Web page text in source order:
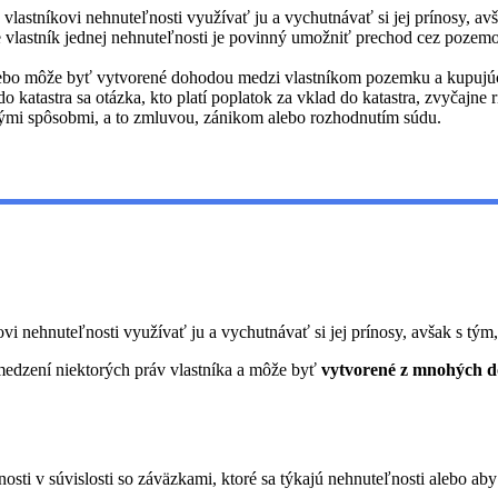
vlastníkovi nehnuteľnosti využívať ju a vychutnávať si jej prínosy,
vlastník jednej nehnuteľnosti je povinný umožniť prechod cez
môže byť vytvorené dohodou medzi vlastníkom pozemku a
katastra sa otázka, kto platí poplatok za vklad do katastra, zvyčajne
spôsobmi, a to zmluvou, zánikom alebo rozhodnutím súdu.
nehnuteľnosti využívať ju a vychutnávať si jej prínosy, avšak s
niektorých práv vlastníka a môže byť vytvorené z mnohých
v súvislosti so záväzkami, ktoré sa týkajú nehnuteľnosti alebo